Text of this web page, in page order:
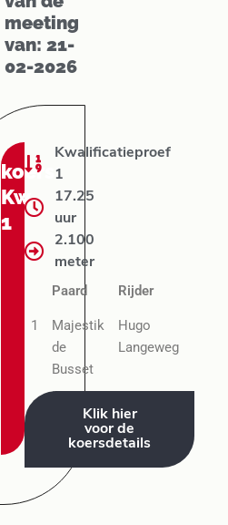
meeting
van: 21-
02-2026
koers:
Kw
1
Kwalificatieproef
1
17.25
uur
2.100
meter
Paard Rijder
1
Majestik
de
Busset
Hugo
Langeweg
Klik hier
voor de
koersdetails